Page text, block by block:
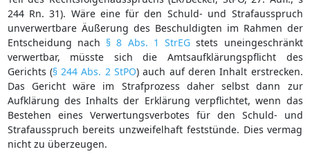
244 Rn. 31). Wäre eine für den Schuld- und Strafausspruch
unverwertbare Äußerung des Beschuldigten im Rahmen der
Entscheidung nach § 8 Abs. 1 StrEG stets uneingeschränkt
verwertbar, müsste sich die Amtsaufklärungspflicht des
Gerichts (§ 244 Abs. 2 StPO) auch auf deren Inhalt erstrecken.
Das Gericht wäre im Strafprozess daher selbst dann zur
Aufklärung des Inhalts der Erklärung verpflichtet, wenn das
Bestehen eines Verwertungsverbotes für den Schuld- und
Strafausspruch bereits unzweifelhaft feststünde. Dies vermag
nicht zu überzeugen.